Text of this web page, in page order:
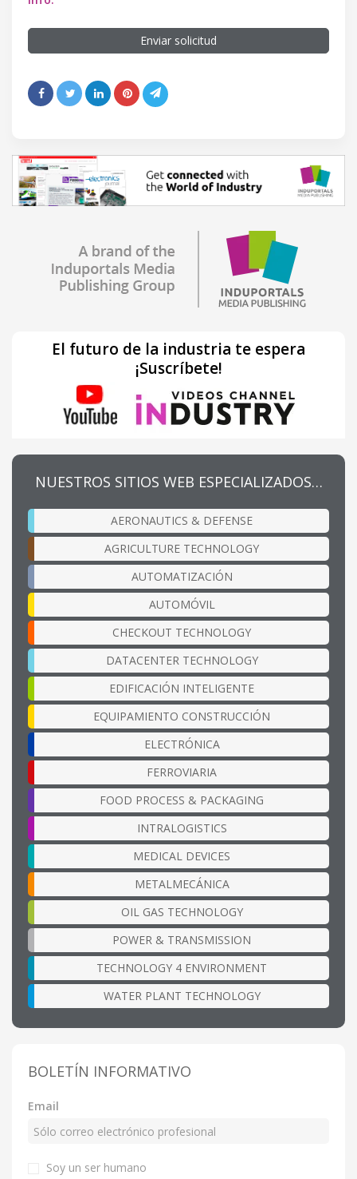
Enviar solicitud
El futuro de la industria te espera
¡Suscríbete!
NUESTROS SITIOS WEB ESPECIALIZADOS…
AERONAUTICS & DEFENSE
AGRICULTURE TECHNOLOGY
AUTOMATIZACIÓN
AUTOMÓVIL
CHECKOUT TECHNOLOGY
DATACENTER TECHNOLOGY
EDIFICACIÓN INTELIGENTE
EQUIPAMIENTO CONSTRUCCIÓN
ELECTRÓNICA
FERROVIARIA
FOOD PROCESS & PACKAGING
INTRALOGISTICS
MEDICAL DEVICES
METALMECÁNICA
OIL GAS TECHNOLOGY
POWER & TRANSMISSION
TECHNOLOGY 4 ENVIRONMENT
WATER PLANT TECHNOLOGY
BOLETÍN INFORMATIVO
Email
Soy un ser humano